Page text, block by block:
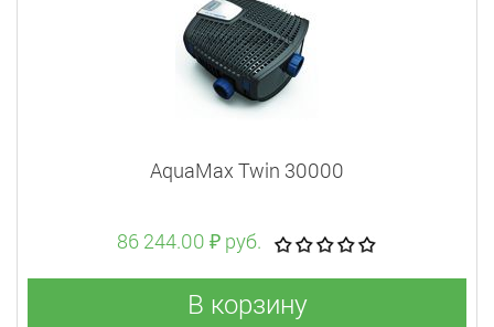
AquaMax Twin 30000
86 244.00 ₽ руб.
В корзину